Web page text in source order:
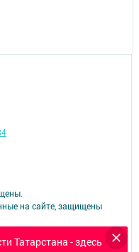
Татарстана - здесь
на сайте, защищены
в любом объеме